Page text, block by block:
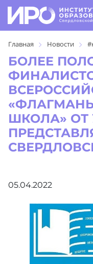
Главная Новости
БОЛЕЕ
ШКОЛА» ОТ
05.04.2022